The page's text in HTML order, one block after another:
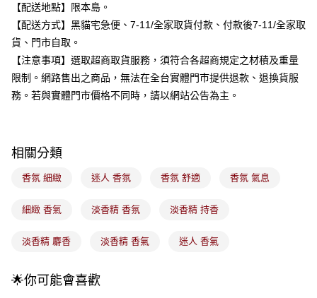
消。如遇「轉專審核」未通過狀況，表示未達大哥付你分期系統評分，恕無
法說明評估內容。
【繳款方式說明】
1.分期款項不併入電信帳單，「大哥付你分期」於每月結算日後寄送繳費提
醒簡訊。
2.透過簡訊連結打開帳單後，可選擇「超商條碼／台灣大直營門市／銀行轉
帳／街口支付／iPASS MONEY」等通路繳費。
買賣價金債權讓與本公司後，依約使用本公司帳單繳交帳款。
資料（包含姓名、電話或地址）提供予台灣大哥大進項蒐集、處理及利用，
3.完整用戶服務條款，請詳閱以下連結：
https://oppay.tw/userRule
每筆NT$100，滿NT$899(含以上)免運費
付款後全家取貨
每筆NT$100，滿NT$899(含以上)免運費
7-11取貨付款
每筆NT$100，滿NT$899(含以上)免運費
每筆NT$100，滿NT$899(含以上)免運費
宅配
付款後門市自取
每筆NT$100，滿NT$399(含以上)免運費
【配送地點】限本島。
【配送方式】黑貓宅急便、7-11/全家取貨付款、付款後7-11/全家取
貨、門市自取。
【注意事項】選取超商取貨服務，須符合各超商規定之材積及重量
限制。網路售出之商品，無法在全台實體門市提供退款、退換貨服
務。若與實體門市價格不同時，請以網站公告為主。
相關分類
香氛 細緻 迷人 香氛 香氛 舒適 香氛 氣息
細緻 香氣 淡香精 香氛 淡香精 持香
淡香精 麝香 淡香精 香氣 迷人 香氣
🌟你可能會喜歡